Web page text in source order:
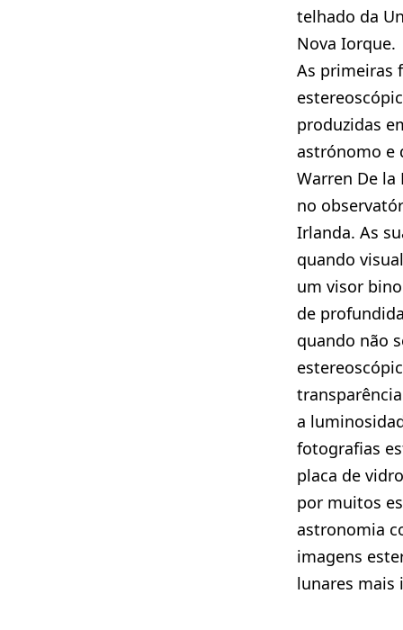
telhado da
Nova Iorque.
As primeiras
produzidas
astrónomo e
Warren De la
no
Irlanda. As
quando
um visor
de
quando não
a
fotografias
placa de
por muitos
astronomia
imagens
lunares mais